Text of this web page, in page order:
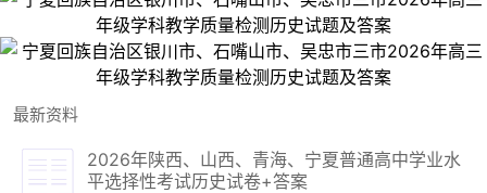
最新资料
2026年陕西、山西、青海、宁夏普通高中学业水
平选择性考试历史试卷+答案